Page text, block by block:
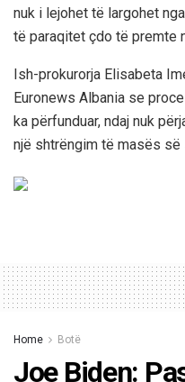
nuk i lejohet të largohet
të paraqitet çdo të premte
Ish-prokurorja Elisabeta
Euronews Albania se
ka përfunduar, ndaj nuk
një shtrëngim të masës së
Home Botë
Joe Biden: